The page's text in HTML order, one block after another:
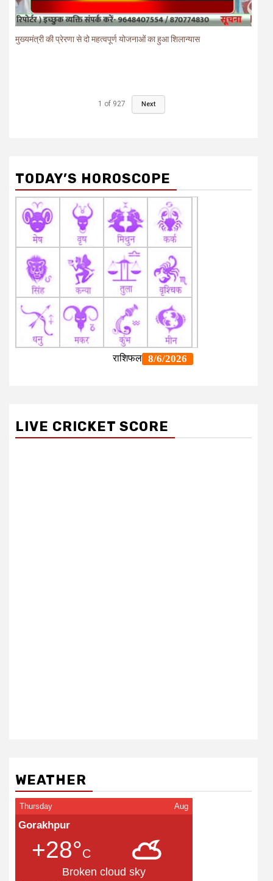
मुख्यमंत्री की प्रेरणा से दो महत्वपूर्ण योजनाओं का हुआ शिलान्यास
1 of 927 Next
TODAY’S HOROSCOPE
LIVE CRICKET SCORE
WEATHER
Thursday Aug
Gorakhpur
+28°C
Broken cloud sky